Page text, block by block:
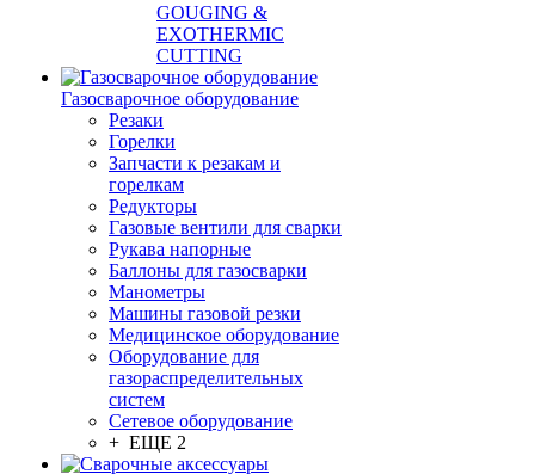
GOUGING &
EXOTHERMIC
CUTTING
Газосварочное оборудование
Резаки
Горелки
Запчасти к резакам и
горелкам
Редукторы
Газовые вентили для сварки
Рукава напорные
Баллоны для газосварки
Манометры
Машины газовой резки
Медицинское оборудование
Оборудование для
газораспределительных
систем
Сетевое оборудование
+ ЕЩЕ 2